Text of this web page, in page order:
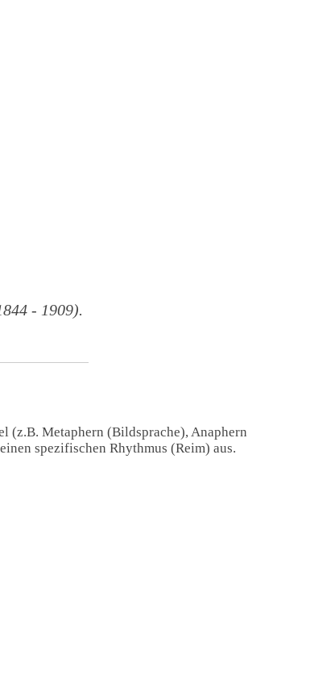
- 1909).
(z.B. Metaphern (Bildsprache), Anaphern
spezifischen Rhythmus (Reim) aus.